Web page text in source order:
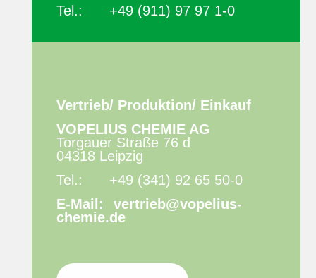
Tel.:
+49 (911) 97 97 1-0
Vertrieb/ Produktion/ Einkauf
VOPELIUS CHEMIE AG
Torgauer Straße 76 d
04318 Leipzig
Tel.:
+49 (341) 92 65 50-0
E-Mail:
vertrieb@vopelius-
chemie.de